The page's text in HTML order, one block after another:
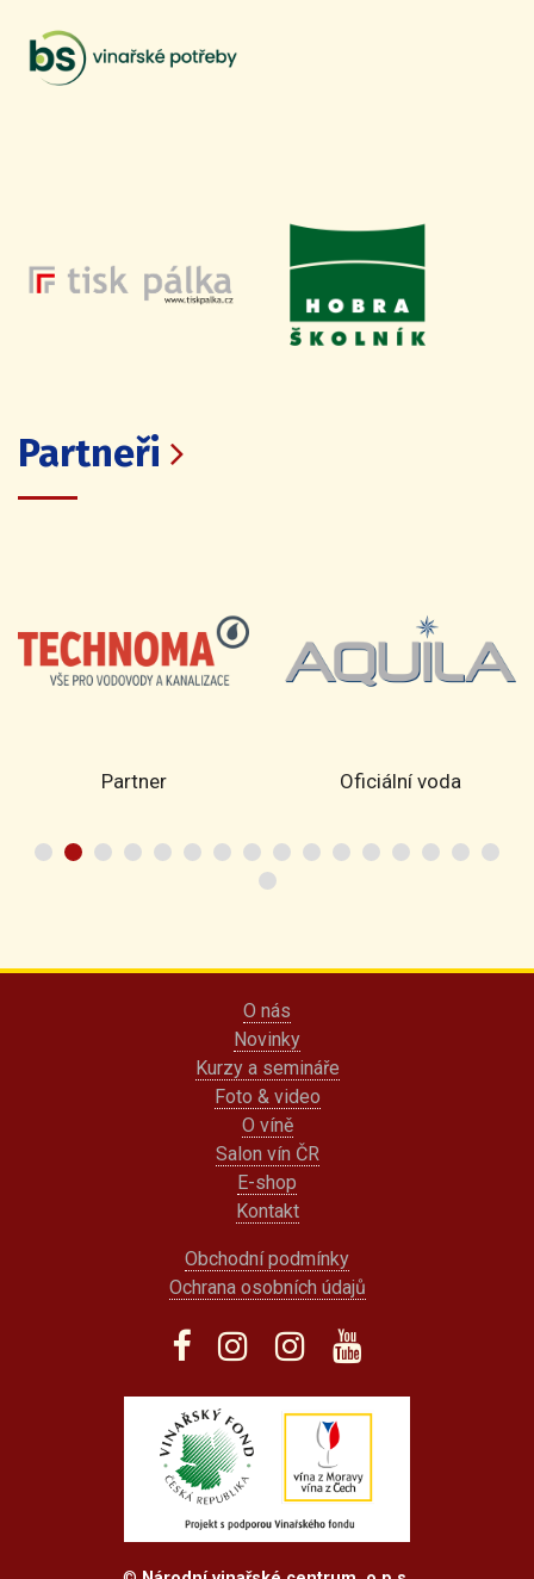
Partneři
Partner Oficiální voda
O nás
Novinky
Kurzy a semináře
Foto & video
O víně
Salon vín ČR
E-shop
Kontakt
Obchodní podmínky
Ochrana osobních údajů